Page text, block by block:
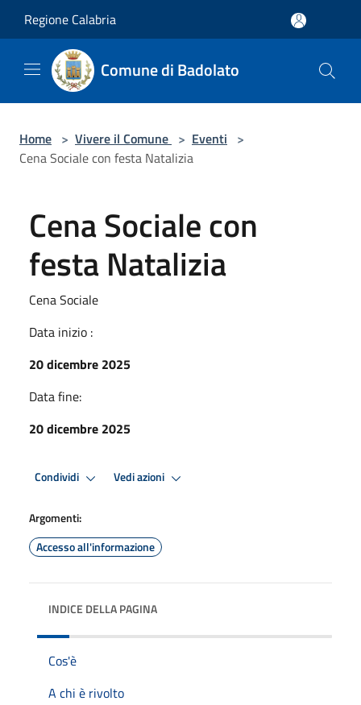
Regione Calabria
Comune di Badolato
Home > Vivere il Comune > Eventi >
Cena Sociale con festa Natalizia
Cena Sociale con
festa Natalizia
Cena Sociale
Data inizio :
20 dicembre 2025
Data fine:
20 dicembre 2025
Condividi Vedi azioni
Argomenti:
Accesso all'informazione
INDICE DELLA PAGINA
Cos'è
A chi è rivolto